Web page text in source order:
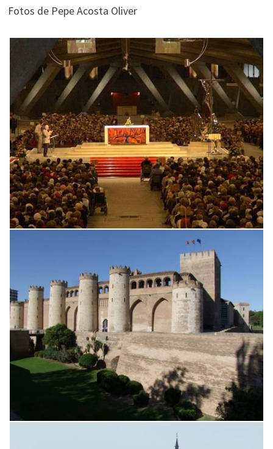
Fotos de Pepe Acosta Oliver